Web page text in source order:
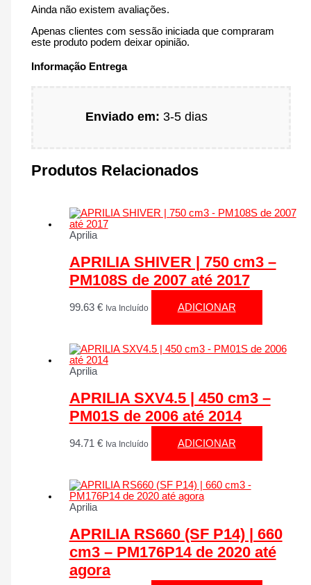
Ainda não existem avaliações.
Apenas clientes com sessão iniciada que compraram
este produto podem deixar opinião.
Informação Entrega
Enviado em: 3-5 dias
Produtos Relacionados
Aprilia
APRILIA SHIVER | 750 cm3 –
PM108S de 2007 até 2017
99.63 € Iva Incluído ADICIONAR
Aprilia
APRILIA SXV4.5 | 450 cm3 –
PM01S de 2006 até 2014
94.71 € Iva Incluído ADICIONAR
Aprilia
APRILIA RS660 (SF P14) | 660
cm3 – PM176P14 de 2020 até
agora